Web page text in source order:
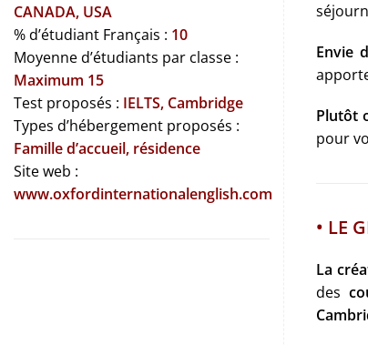
CANADA, USA
% d’étudiant Français : 10
Moyenne d’étudiants par classe :
Maximum 15
Test proposés : IELTS, Cambridge
Types d’hébergement proposés :
Famille d’accueil, résidence
Site web :
www.oxfordinternationalenglish.com
Envie
Plutôt
pour
• LE
La
des